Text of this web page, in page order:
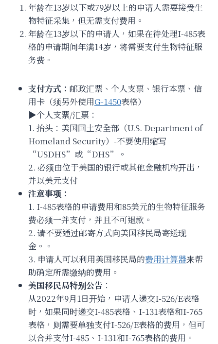
年龄在13岁以下或79岁以上的申请人需要接受生
物特征采集，但无需支付费用。
年龄在13岁以下的申请人，如果在待处理I-485表
格的申请期间年满14岁，将需要支付生物特征服
务费。
支付方式： 邮政汇票、个人支票、银行本票、信
用卡（须另外使用G-1450表格）
▶个人支票/汇票：
1. 抬头：美国国土安全部（U.S. Department of
Homeland Security）-不要使用缩写
“USDHS”或“DHS”。
2. 必须由位于美国的银行或其他金融机构开出，
并以美元支付
注意事项：
1. I-485表格的申请费用和85美元的生物特征服务
费必须一并支付，并且不可退款。
2. 请不要通过邮寄方式向美国移民局寄送现
金。。
3. 申请人可以利用美国移民局的费用计算器来帮
助确定所需缴纳的费用。
美国移民局特别公告 ：
从2022年9月1日开始，申请人递交I-526/E表格
时，如果同时递交I-485表格、I-131表格和I-765
表格，则需要单独支付I-526/E表格的费用，但可
以合并支付I-485、I-131和I-765表格的费用。